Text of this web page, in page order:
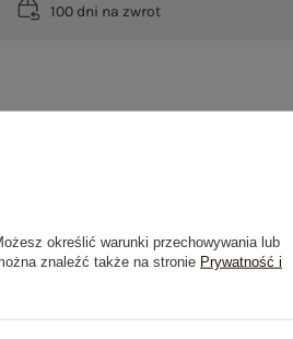
100 dni na zwrot
określić warunki przechowywania lub
znaleźć także na stronie Prywatność i